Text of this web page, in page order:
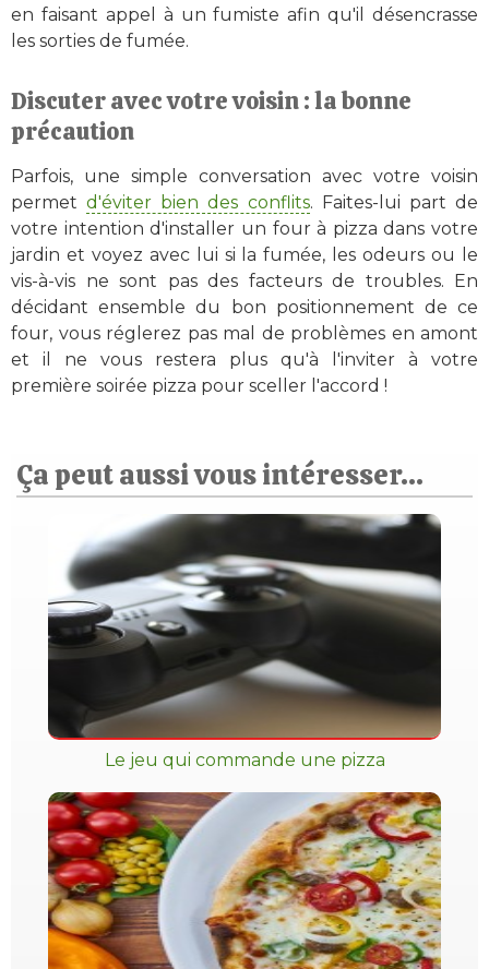
en faisant appel à un fumiste afin qu'il désencrasse
les sorties de fumée.
Discuter avec votre voisin : la bonne
précaution
Parfois, une simple conversation avec votre voisin
permetd'éviter bien des conflits. Faites-lui part de
votre intention d'installer un four à pizza dans votre
jardin et voyez avec lui si la fumée, les odeurs ou le
vis-à-vis ne sont pas des facteurs de troubles. En
décidant ensemble du bon positionnement de ce
four, vous réglerez pas mal de problèmes en amont
et il ne vous restera plus qu'à l'inviter à votre
première soirée pizza pour sceller l'accord !
Ça peut aussi vous intéresser...
Le jeu qui commande une pizza